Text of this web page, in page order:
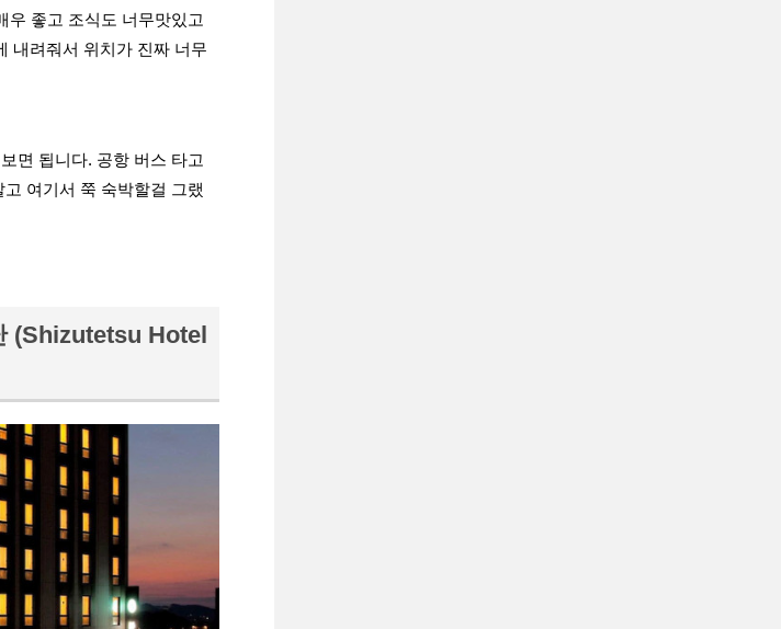
우 좋고 조식도 너무맛있고
내려줘서 위치가 진짜 너무
면 됩니다. 공항 버스 타고
여기서 쭉 숙박할걸 그랬
(Shizutetsu Hotel